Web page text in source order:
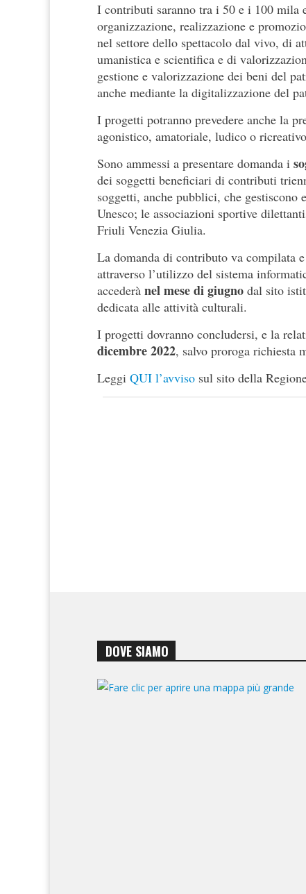
I contributi saranno tra i 50 e i 100 mila
organizzazione, realizzazione e
nel settore dello spettacolo dal vivo, di
umanistica e scientifica e di
gestione e valorizzazione dei beni del
anche mediante la digitalizzazione del
I progetti potranno prevedere anche la
agonistico, amatoriale, ludico o
Sono ammessi a presentare domanda i
dei soggetti beneficiari di contributi
soggetti, anche pubblici, che
Unesco; le associazioni sportive
Friuli Venezia Giulia.
La domanda di contributo va compilata
attraverso l’utilizzo del sistema
accederà nel mese di giugno dal sito
dedicata alle attività culturali.
I progetti dovranno concludersi, e la
dicembre 2022, salvo proroga richiesta
Leggi QUI l’avviso sul sito della
DOVE SIAMO